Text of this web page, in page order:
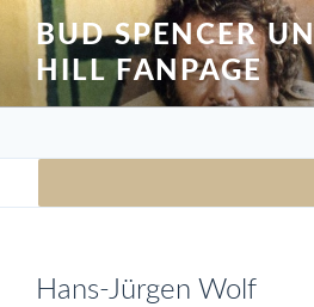
Inhalt
springen
BUD SPENCER
HILL FANPAGE
Hans-Jürgen Wolf